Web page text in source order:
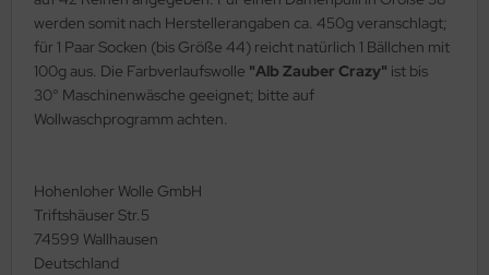
werden somit nach Herstellerangaben ca. 450g veranschlagt;
für 1 Paar Socken (bis Größe 44) reicht natürlich 1 Bällchen mit
100g aus. Die Farbverlaufswolle "Alb Zauber Crazy" ist bis
30° Maschinenwäsche geeignet; bitte auf
Wollwaschprogramm achten.
Hohenloher Wolle GmbH
Triftshäuser Str.5
74599 Wallhausen
Deutschland